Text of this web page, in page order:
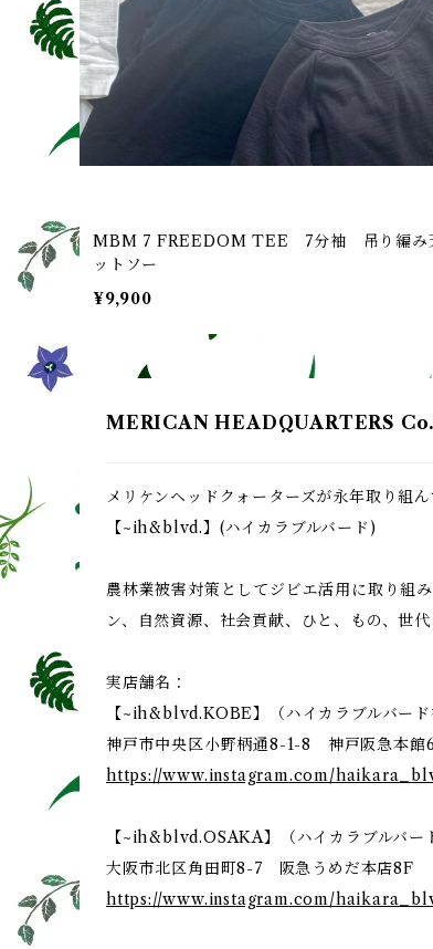
MBM 7 FREEDOM TEE 7分袖 吊り編み
ットソー
¥9,900
MERICAN HEADQUARTERS
メリケンヘッドクォーターズが永年取り組
【~ih&blvd.】(ハイカラブルバード)⠀
農林業被害対策としてジビエ活用に取り組
ン、自然資源、社会貢献、ひと、もの、世
実店舗名：
【~ih&blvd.KOBE】（ハイカラブルバード
神戸市中央区小野柄通8-1-8 神戸阪急本館
https://www.instagram.com/
【~ih&blvd.OSAKA】（ハイカラブルバー
大阪市北区角田町8-7 阪急うめだ本店8F
https://www.instagram.com/